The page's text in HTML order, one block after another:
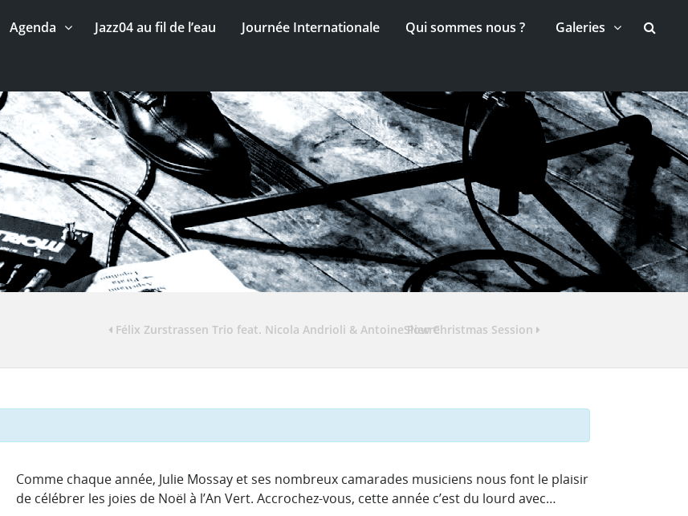
Agenda Jazz04 au fil de l’eau Journée Internationale Qui sommes nous ? Galeries
Félix Zurstrassen Trio feat. Nicola Andrioli & Antoine PierreSlow Christmas Session
Comme chaque année, Julie Mossay et ses nombreux camarades musiciens nous font le plaisir
de célébrer les joies de Noël à l’An Vert. Accrochez-vous, cette année c’est du lourd avec…